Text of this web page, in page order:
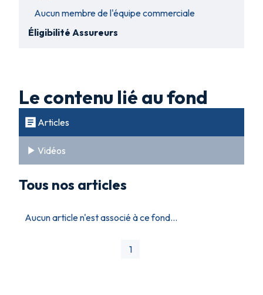
Aucun membre de l'équipe commerciale
Éligibilité Assureurs
Le contenu lié au fond
Articles
Vidéos
Tous nos articles
Aucun article n'est associé à ce fond...
1